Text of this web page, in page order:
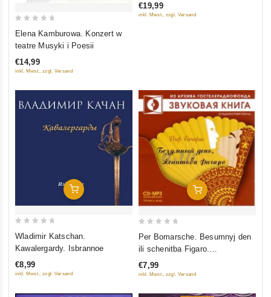
5
Elena Kamburowa. Konzert w
teatre Musyki i Poesii
€14,99
inkl. Mwst., zzgl. Versand
5
€19,99
inkl. Mwst., zzgl. Versand
In Den Warenkorb
5
Wladimir Katschan.
Kawalergardy. Isbrannoe
€8,99
inkl. Mwst., zzgl. Versand
In Den Warenkorb
5
Per Bomarsche. Besumnyj den
ili schenitba Figaro.
Radiospektakl (audiokniga mp3)
€7,99
inkl. Mwst., zzgl. Versand